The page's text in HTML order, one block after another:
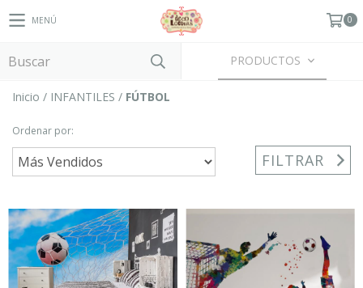
MENÚ 0
PRODUCTOS
Inicio / INFANTILES / FÚTBOL
Ordenar por:
FILTRAR